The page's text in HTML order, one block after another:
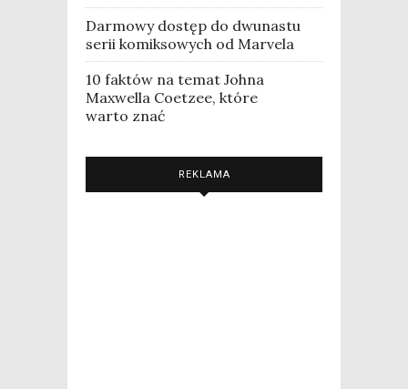
Darmowy dostęp do dwunastu
serii komiksowych od Marvela
10 faktów na temat Johna
Maxwella Coetzee, które
warto znać
REKLAMA